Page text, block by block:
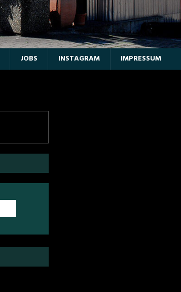
JOBS INSTAGRAM IMPRESSUM